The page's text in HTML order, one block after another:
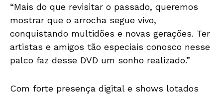
“Mais do que revisitar o passado, queremos
mostrar que o arrocha segue vivo,
conquistando multidões e novas gerações. Ter
artistas e amigos tão especiais conosco nesse
palco faz desse DVD um sonho realizado.”
Com forte presença digital e shows lotados